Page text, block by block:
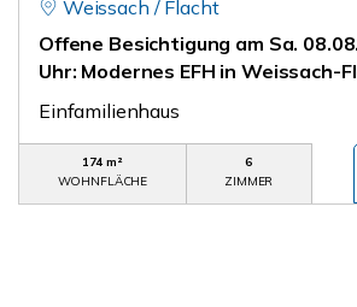
Weissach / Flacht
Offene Besichtigung am Sa.
Uhr: Modernes EFH in Weissach-
Einfamilienhaus
174 m²
WOHNFLÄCHE
6
ZIMMER